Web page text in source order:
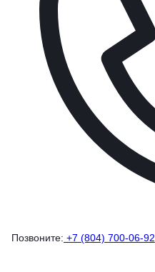
Позвоните: +7 (804) 700-06-92